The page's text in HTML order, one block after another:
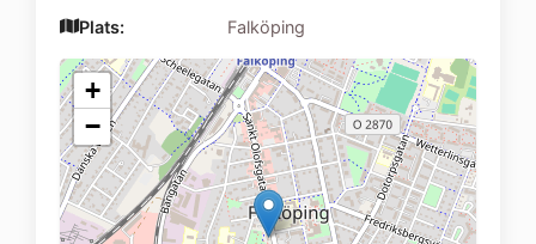
Plats:
Falköping
+
−